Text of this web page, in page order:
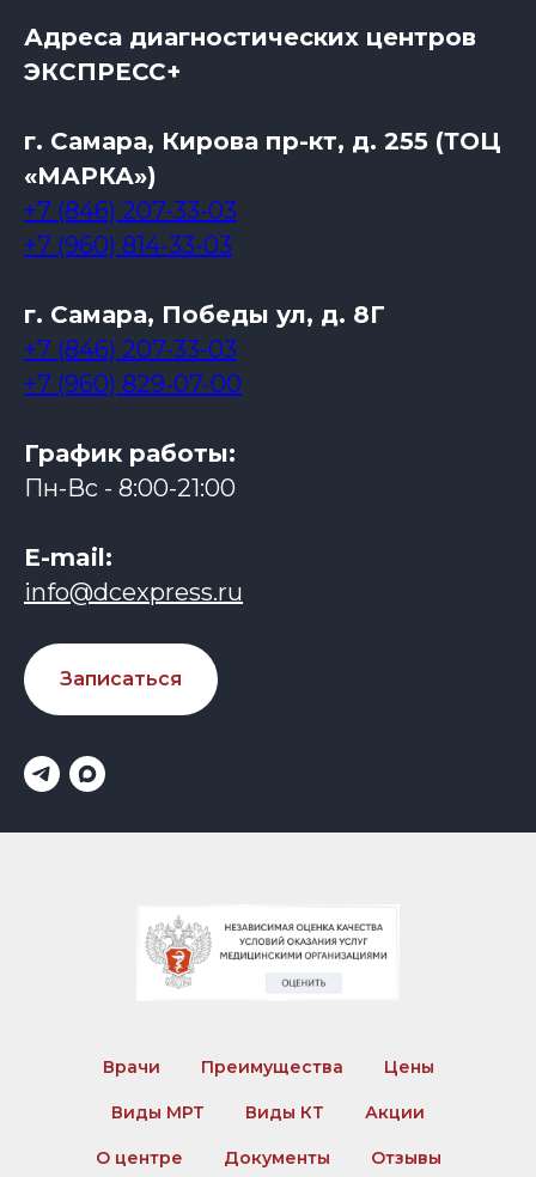
Адреса диагностических центров
ЭКСПРЕСС+
г. Самара, Кирова пр-кт, д. 255 (ТОЦ
«МАРКА»)
+7 (846) 207-33-03
+7 (960) 814-33-03
г. Самара, Победы ул, д. 8Г
+7 (846) 207-33-03
+7 (960) 829-07-00
График работы:
Пн-Вс - 8:00-21:00
Е-mail:
info@dcexpress.ru
Записаться
Врачи Преимущества Цены
Виды МРТ Виды КТ Акции
О центре Документы Отзывы